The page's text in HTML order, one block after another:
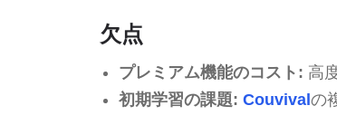
欠点
プレミアム機能のコスト: 高
初期学習の課題: Couvivalの